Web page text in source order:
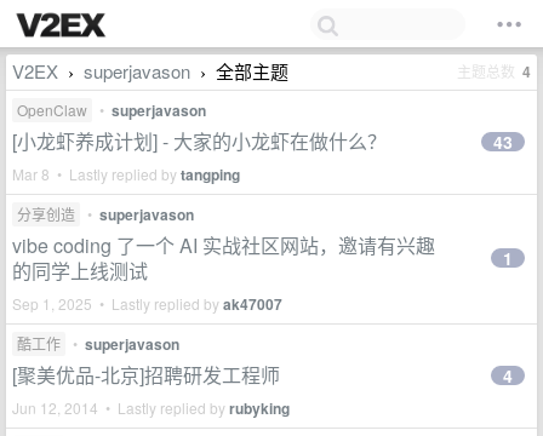
V2EX › superjavason › 全部主题 主题总数 4
OpenClaw • superjavason
[小龙虾养成计划] - 大家的小龙虾在做什么？
Mar 8 • Lastly replied bytangping
43
分享创造 • superjavason
vibe coding 了一个 AI 实战社区网站，邀请有兴趣
的同学上线测试
Sep 1, 2025 • Lastly replied byak47007
1
酷工作 • superjavason
[聚美优品-北京]招聘研发工程师
Jun 12, 2014 • Lastly replied byrubyking
4